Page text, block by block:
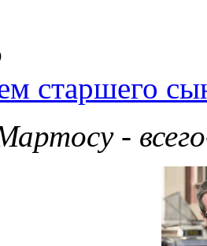
старшего
-